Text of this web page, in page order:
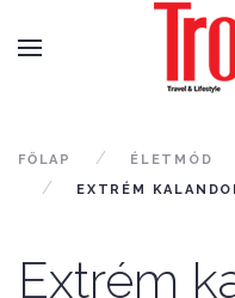
FŐLAP ÉLETMÓD
EXTRÉM
Extrém